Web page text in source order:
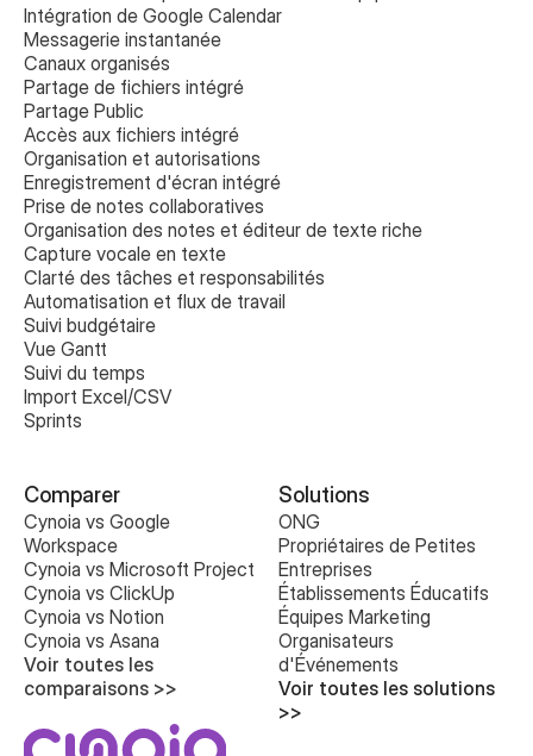
Intégration de Google Calendar
Messagerie instantanée
Canaux organisés
Partage de fichiers intégré
Partage Public
Accès aux fichiers intégré
Organisation et autorisations
Enregistrement d'écran intégré
Prise de notes collaboratives
Organisation des notes et éditeur de texte riche
Capture vocale en texte
Clarté des tâches et responsabilités
Automatisation et flux de travail
Suivi budgétaire
Vue Gantt
Suivi du temps
Import Excel/CSV
Sprints
Solutions
ONG
Propriétaires de Petites
Entreprises
Établissements Éducatifs
Équipes Marketing
Organisateurs
d'Événements
Voir toutes les solutions
>>
Comparer
Cynoia vs Google
Workspace
Cynoia vs Microsoft Project
Cynoia vs ClickUp
Cynoia vs Notion
Cynoia vs Asana
Voir toutes les
comparaisons >>